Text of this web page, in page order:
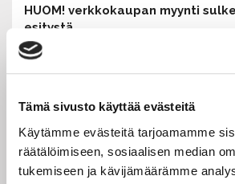
Tämä sivusto käyttää evästeitä
Käytämme evästeitä tarjoamamme
räätälöimiseen, sosiaalisen median
tukemiseen ja kävijämäärämme
HUOM! verkkokaupan myynti
esitystä.
Jos tapah
tumaa ei löydy
ovelta.
ESITYSPÄIVÄT JA LIPUT
Kehräämö, Pohjoisranta 11, 28100 Pori
to 13.8.klo 18 ENNAKKO*